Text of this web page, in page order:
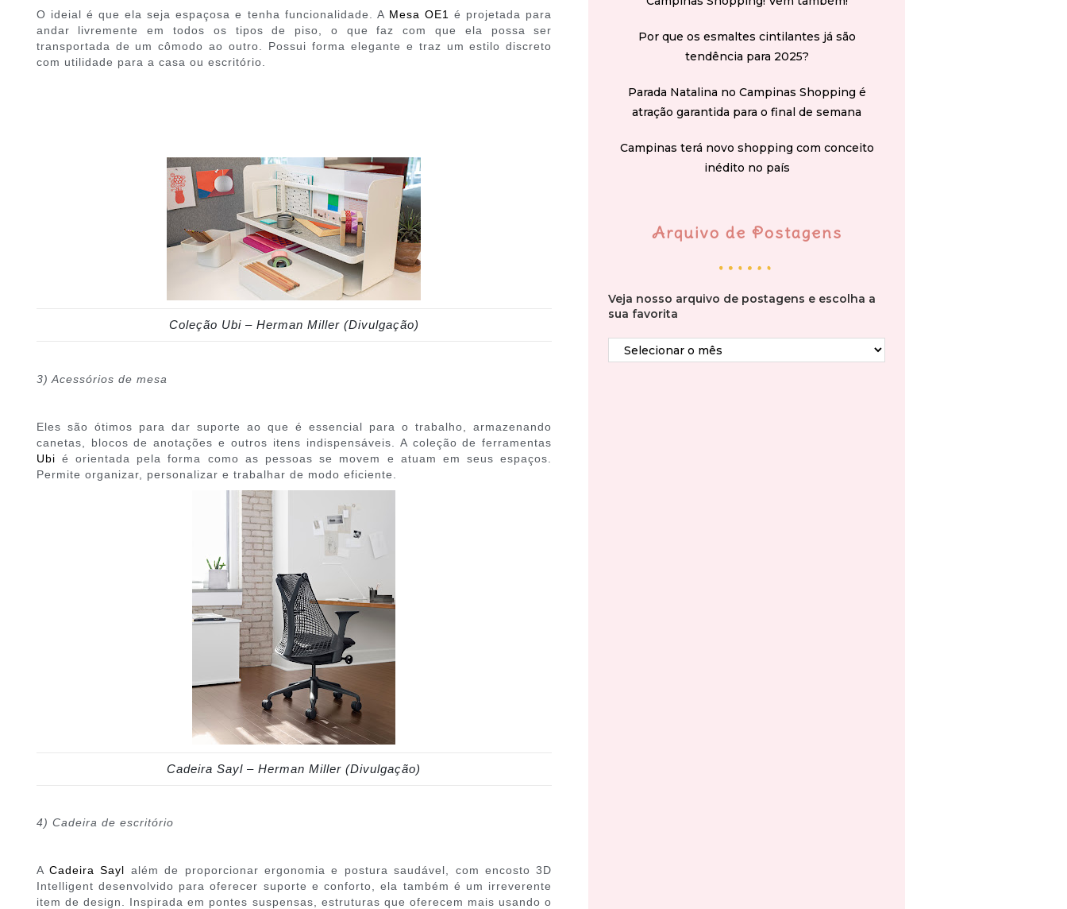
O ideial é que ela seja espaçosa e tenha funcionalidade. A Mesa OE1
é projetada para
andar livremente em todos os tipos de piso, o que faz com que ela possa ser
transportada de um cômodo ao outro. Possui forma elegante e traz um estilo discreto
com utilidade para a casa ou escritório.
Coleção Ubi – Herman Miller (Divulgação)
3) Acessórios de mesa
Eles são ótimos para dar suporte ao que é essencial para o trabalho, armazenando
canetas, blocos de anotações e outros itens indispensáveis. A coleção de ferramentas
Ubi é orientada pela forma como as pessoas se movem e atuam em seus espaços.
Permite organizar, personalizar e trabalhar de modo eficiente.
Cadeira Sayl – Herman Miller (Divulgação)
4) Cadeira de escritório
ACadeira Sayl além de proporcionar ergonomia e postura saudável, com encosto 3D
Intelligent desenvolvido para oferecer suporte e conforto, ela também é um irreverente
item de design. Inspirada em pontes suspensas, estruturas que oferecem mais usando o
Por que os esmaltes cintilantes já são
tendência para 2025?
Parada Natalina no Campinas Shopping é
atração garantida para o final de semana
Campinas terá novo shopping com conceito
inédito no país
Arquivo de Postagens
Veja nosso arquivo de postagens e escolha a
sua favorita